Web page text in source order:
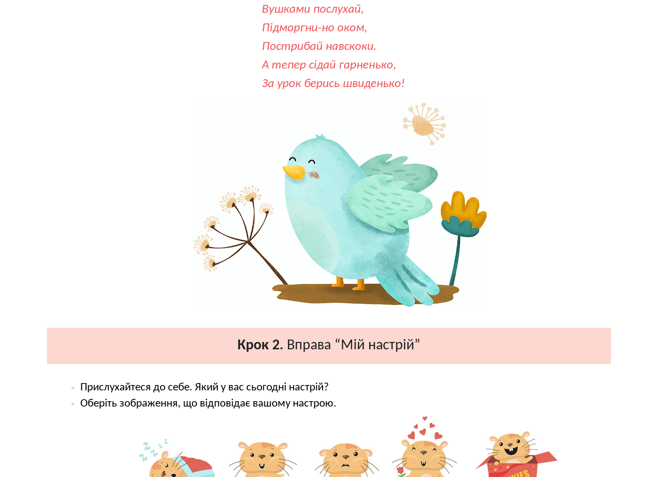
Вушками послухай,
Підморгни-но оком,
Пострибай навскоки.
А тепер сідай гарненько,
За урок берись швиденько!
Крок 2. Вправа “Мій настрій”
Прислухайтеся до себе. Який у вас сьогодні настрій?
Оберіть зображення, що відповідає вашому настрою.